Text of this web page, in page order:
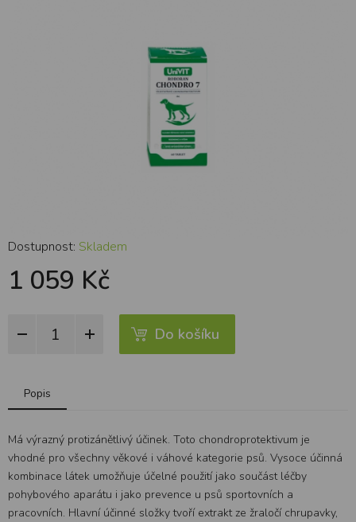
Dostupnost: Skladem
1 059 Kč
Do košíku
Popis
Má výrazný protizánětlivý účinek. Toto chondroprotektivum je
vhodné pro všechny věkové i váhové kategorie psů. Vysoce účinná
kombinace látek umožňuje účelné použití jako součást léčby
pohybového aparátu i jako prevence u psů sportovních a
pracovních. Hlavní účinné složky tvoří extrakt ze žraločí chrupavky,